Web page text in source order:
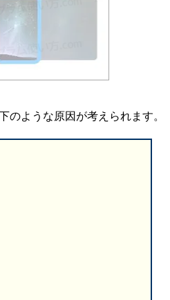
のような原因が考えられます。